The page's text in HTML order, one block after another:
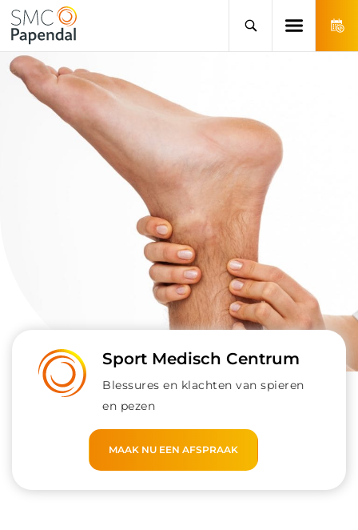
Sport Medisch Centrum
Blessures en klachten van spieren
en pezen
MAAK NU EEN AFSPRAAK